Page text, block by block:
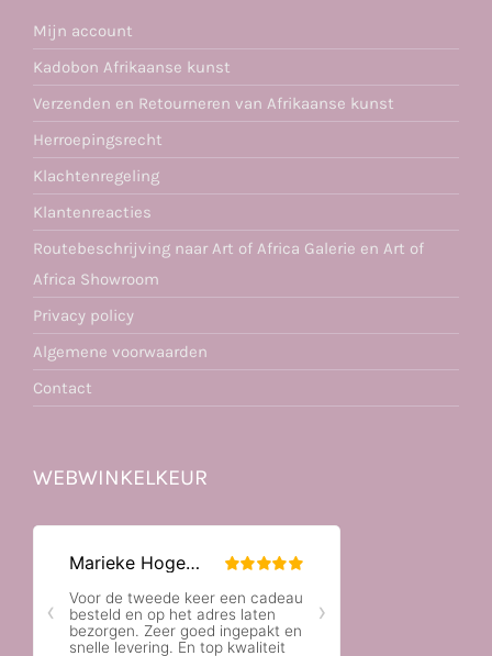
Mijn account
Kadobon Afrikaanse kunst
Verzenden en Retourneren van Afrikaanse kunst
Herroepingsrecht
Klachtenregeling
Klantenreacties
Routebeschrijving naar Art of Africa Galerie en Art of
Africa Showroom
Privacy policy
Algemene voorwaarden
Contact
WEBWINKELKEUR